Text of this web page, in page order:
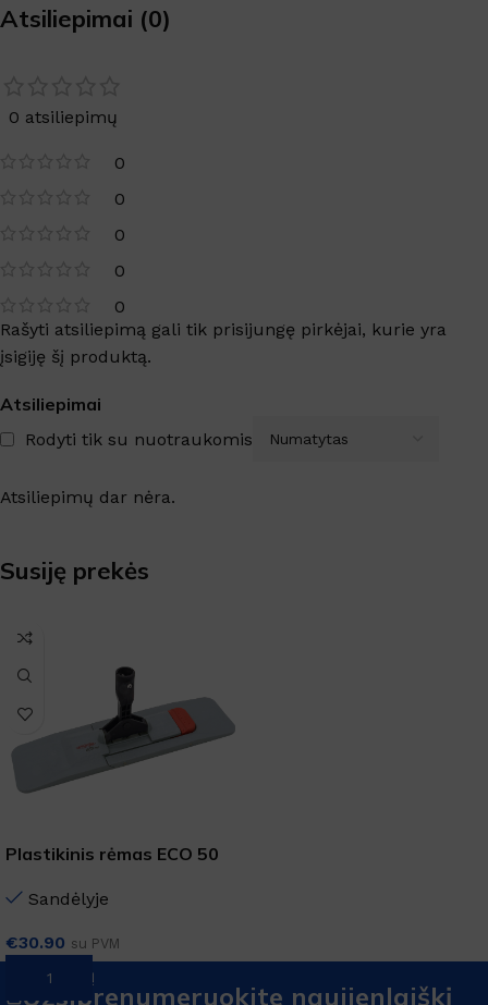
Atsiliepimai (0)
0 atsiliepimų
0
0
0
0
0
Atsiliepimai
Rodyti tik su nuotraukomis
Atsiliepimų dar nėra.
Rašyti atsiliepimą gali tik prisijungę pirkėjai, kurie yra
įsigiję šį produktą.
Susiję prekės
Plastikinis rėmas ECO 50
Sandėlyje
€30.90 su PVM
Į KREPŠELĮ
Užsiprenumeruokite naujienlaiškį